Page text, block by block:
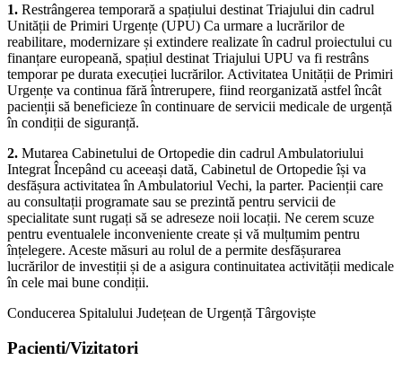
1. Restrângerea temporară a spațiului destinat Triajului din cadrul
Unității de Primiri Urgențe (UPU) Ca urmare a lucrărilor de
reabilitare, modernizare și extindere realizate în cadrul proiectului cu
finanțare europeană, spațiul destinat Triajului UPU va fi restrâns
temporar pe durata execuției lucrărilor. Activitatea Unității de Primiri
Urgențe va continua fără întrerupere, fiind reorganizată astfel încât
pacienții să beneficieze în continuare de servicii medicale de urgență
în condiții de siguranță.
2. Mutarea Cabinetului de Ortopedie din cadrul Ambulatoriului
Integrat Începând cu aceeași dată, Cabinetul de Ortopedie își va
desfășura activitatea în Ambulatoriul Vechi, la parter. Pacienții care
au consultații programate sau se prezintă pentru servicii de
specialitate sunt rugați să se adreseze noii locații. Ne cerem scuze
pentru eventualele inconveniente create și vă mulțumim pentru
înțelegere. Aceste măsuri au rolul de a permite desfășurarea
lucrărilor de investiții și de a asigura continuitatea activității medicale
în cele mai bune condiții.
Conducerea Spitalului Județean de Urgență Târgoviște
Pacienti/Vizitatori